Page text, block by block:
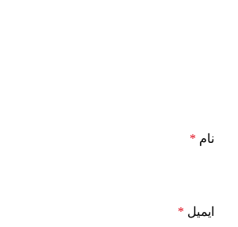
نام *
ایمیل *